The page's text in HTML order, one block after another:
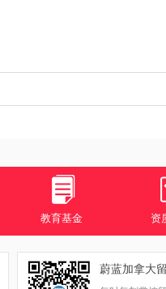
教育基金 资
蔚蓝加拿大